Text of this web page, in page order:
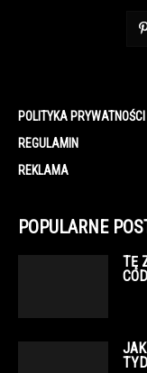
POLITYKA PRYWATNOŚCI
REGULAMIN
REKLAMA
POPULARNE
TĘ